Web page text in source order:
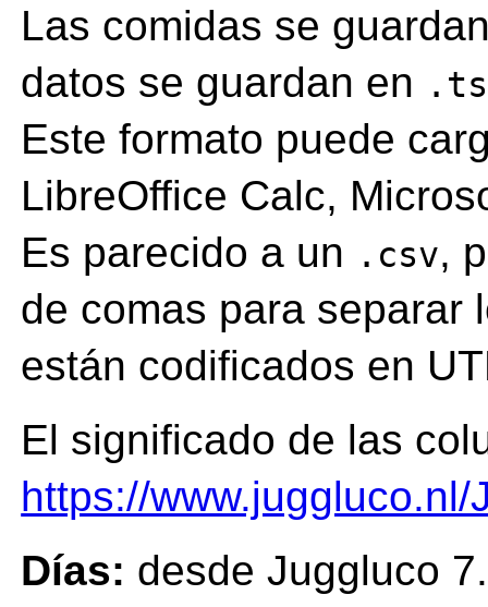
Las comidas se
datos se guardan en
Este formato puede
LibreOffice Calc,
Es parecido a un .csv,
de comas para separar
están codificados en
El significado de las
https://
Días: desde Juggluco